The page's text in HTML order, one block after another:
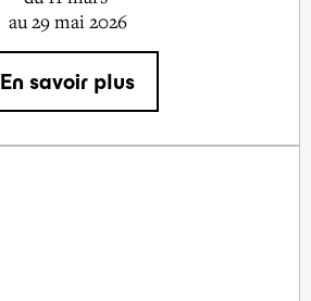
au 29 mai 2026
En savoir plus